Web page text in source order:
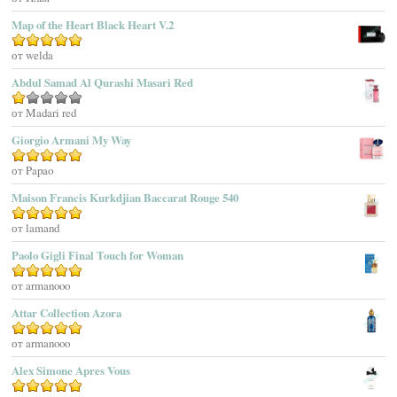
Adidas
Adolfo Dominguez
Adrienne Vittadini
Aedes De Venustas
Aerin Lauder
Aether
Affinessence
Afnan Perfumes
Agatha Ruiz De La Prada
Agatho Parfum
Agent Provocateur
Agnes B
Agonist
Ahjaar
Aigner
Aj Arabia (Widian)
Map of the Heart Black Heart V.2
Оценка5
от welda
Abdul Samad Al Qurashi Masari Red
Оценка
1
из
5
от Madari red
Giorgio Armani My Way
Оценка5
от Papao
Maison Francis Kurkdjian Baccarat Rouge 540
Оценка5из 5
от lamand
Paolo Gigli Final Touch for Woman
Оценка5из 5
от armanooo
Attar Collection Azora
Оценка5из 5
от armanooo
Alex Simone Apres Vous